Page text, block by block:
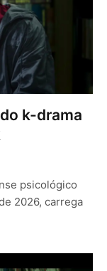
k-drama
psicológico
2026, carrega